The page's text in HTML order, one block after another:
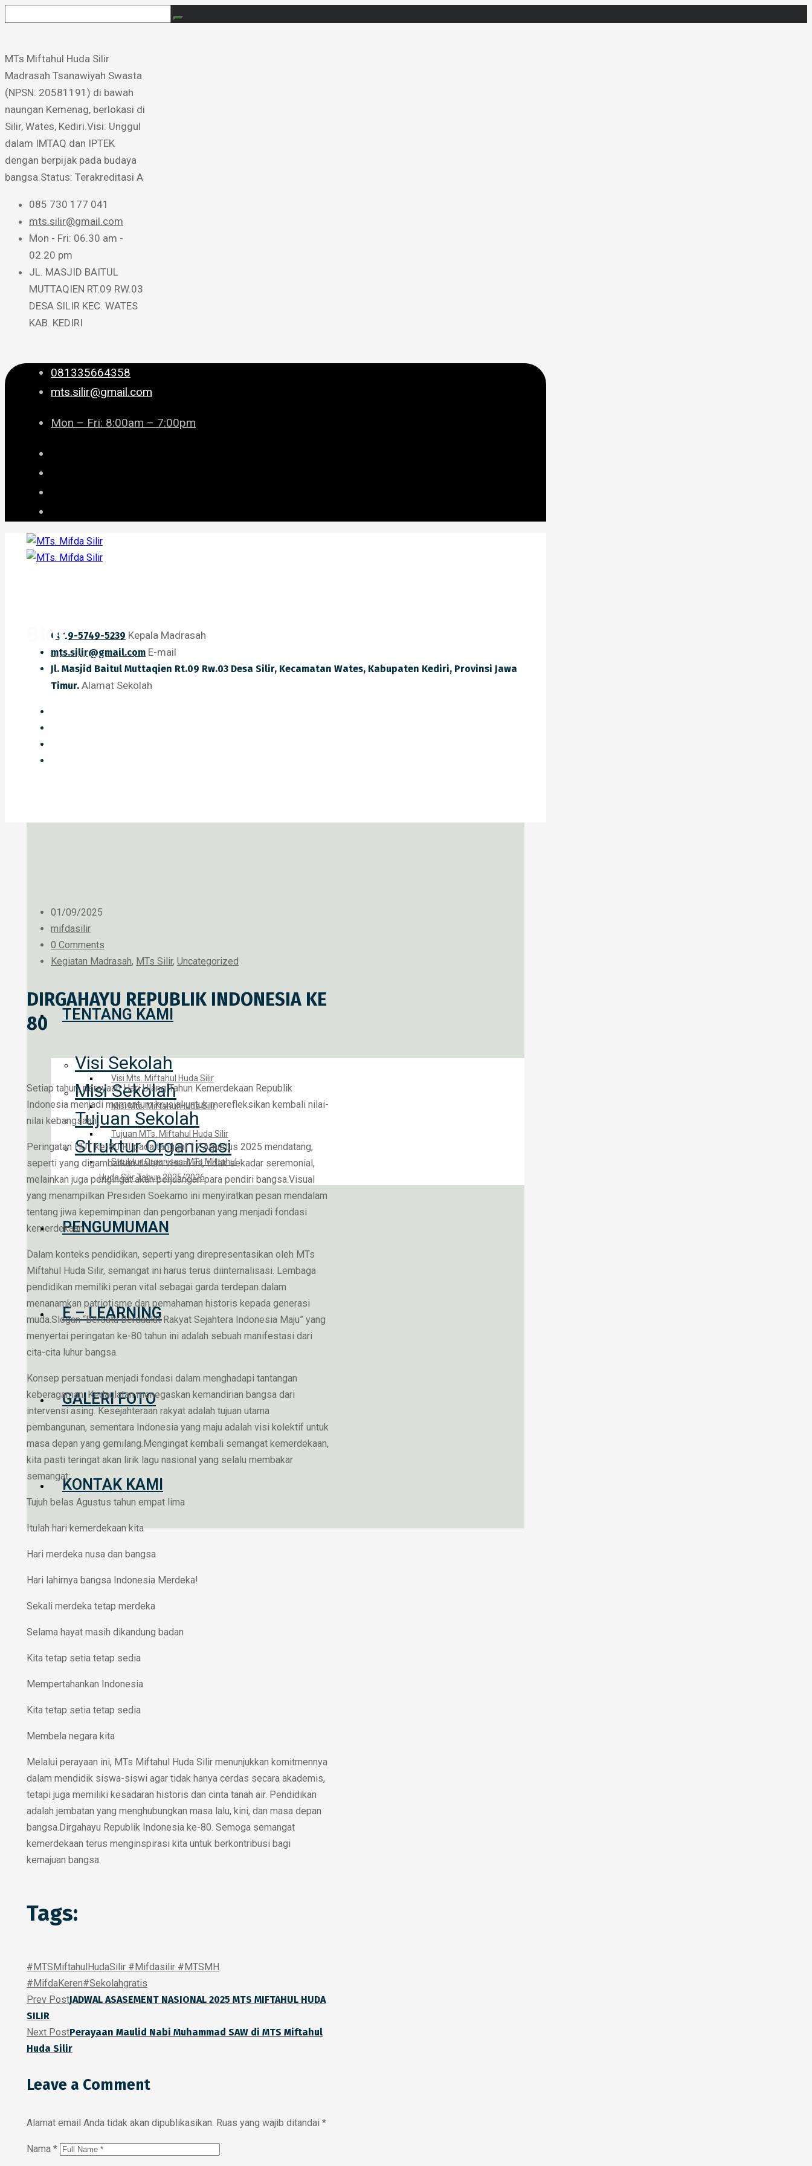
MTs Miftahul Huda Silir ​
Madrasah Tsanawiyah Swasta
(NPSN: 20581191) di bawah
naungan Kemenag, berlokasi di
Silir, Wates, Kediri. ​Visi: Unggul
dalam IMTAQ dan IPTEK
dengan berpijak pada budaya
bangsa. ​Status: Terakreditasi A
085 730 177 041
mts.silir@gmail.com
Mon - Fri: 06.30 am -
02.20 pm
JL. MASJID BAITUL
MUTTAQIEN RT.09 RW.03
DESA SILIR KEC. WATES
KAB. KEDIRI
081335664358
mts.silir@gmail.com
Mon – Fri: 8:00am – 7:00pm
0819-5749-5239 Kepala Madrasah
mts.silir@gmail.com E-mail
Jl. Masjid Baitul Muttaqien Rt.09 Rw.03 Desa Silir, Kecamatan Wates, Kabupaten Kediri, Provinsi Jawa
Timur. Alamat Sekolah
TENTANG KAMI
Visi Sekolah
Visi Mts. Miftahul Huda Silir
Misi Sekolah
Misi Mts. Miftahul Huda Silir
Tujuan Sekolah
Tujuan MTs. Miftahul Huda Silir
Struktur Organisasi
Struktur Organisasi MTs Miftahul
Huda Silir Tahun 2025/2026
PENGUMUMAN
E – LEARNING
GALERI FOTO
KONTAK KAMI
Blog
Home Blog 2025 September DIRGAHAYU REPUBLIK INDONESIA KE 80
01/09/2025
mifdasilir
0 Comments
Kegiatan Madrasah, MTs Silir, Uncategorized
DIRGAHAYU REPUBLIK INDONESIA KE
80
Setiap tahun, perayaan Hari Ulang Tahun Kemerdekaan Republik
Indonesia menjadi momentum krusial untuk merefleksikan kembali nilai-
nilai kebangsaan.
Peringatan HUT ke-80 RI pada tanggal 17 Agustus 2025 mendatang,
seperti yang digambarkan dalam visual ini, tidak sekadar seremonial,
melainkan juga pengingat akan perjuangan para pendiri bangsa.Visual
yang menampilkan Presiden Soekarno ini menyiratkan pesan mendalam
tentang jiwa kepemimpinan dan pengorbanan yang menjadi fondasi
kemerdekaan.
Dalam konteks pendidikan, seperti yang direpresentasikan oleh MTs
Miftahul Huda Silir, semangat ini harus terus diinternalisasi. Lembaga
pendidikan memiliki peran vital sebagai garda terdepan dalam
menanamkan patriotisme dan pemahaman historis kepada generasi
muda.Slogan “Bersatu Berdaulat Rakyat Sejahtera Indonesia Maju” yang
menyertai peringatan ke-80 tahun ini adalah sebuah manifestasi dari
cita-cita luhur bangsa.
Konsep persatuan menjadi fondasi dalam menghadapi tantangan
keberagaman. Kedaulatan menegaskan kemandirian bangsa dari
intervensi asing. Kesejahteraan rakyat adalah tujuan utama
pembangunan, sementara Indonesia yang maju adalah visi kolektif untuk
masa depan yang gemilang.Mengingat kembali semangat kemerdekaan,
kita pasti teringat akan lirik lagu nasional yang selalu membakar
semangat:
Tujuh belas Agustus tahun empat lima
Itulah hari kemerdekaan kita
Hari merdeka nusa dan bangsa
Hari lahirnya bangsa Indonesia Merdeka!
Sekali merdeka tetap merdeka
Selama hayat masih dikandung badan
Kita tetap setia tetap sedia
Mempertahankan Indonesia
Kita tetap setia tetap sedia
Membela negara kita
Melalui perayaan ini, MTs Miftahul Huda Silir menunjukkan komitmennya
dalam mendidik siswa-siswi agar tidak hanya cerdas secara akademis,
tetapi juga memiliki kesadaran historis dan cinta tanah air. Pendidikan
adalah jembatan yang menghubungkan masa lalu, kini, dan masa depan
bangsa.Dirgahayu Republik Indonesia ke-80. Semoga semangat
kemerdekaan terus menginspirasi kita untuk berkontribusi bagi
kemajuan bangsa.
Tags:
#MTSMiftahulHudaSilir #Mifdasilir #MTSMH
#MifdaKeren#Sekolahgratis
Prev PostJADWAL ASASEMENT NASIONAL 2025 MTS MIFTAHUL HUDA
SILIR
Next PostPerayaan Maulid Nabi Muhammad SAW di MTS Miftahul
Huda Silir
Leave a Comment
Alamat email Anda tidak akan dipublikasikan. Ruas yang wajib ditandai *
Nama *